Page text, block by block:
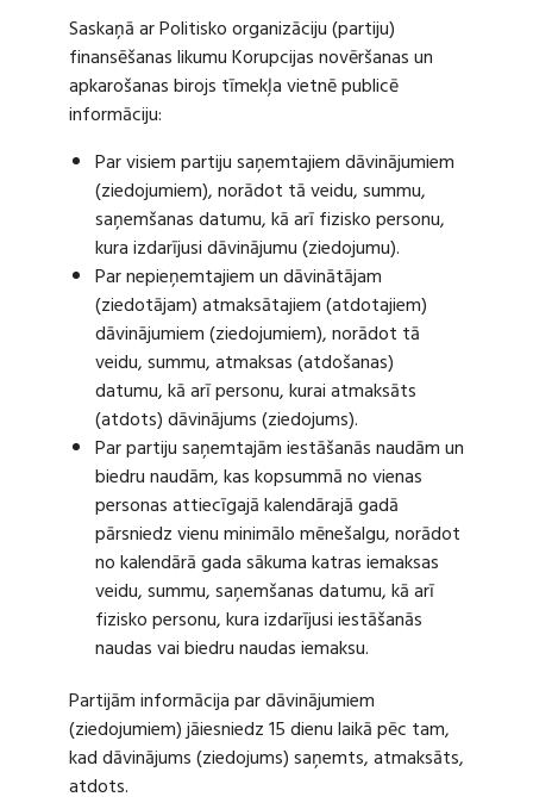
Saskaņā ar Politisko organizāciju (partiju)
finansēšanas likumu Korupcijas novēršanas un
apkarošanas birojs tīmekļa vietnē publicē
informāciju:
Par visiem partiju saņemtajiem dāvinājumiem
(ziedojumiem), norādot tā veidu, summu,
saņemšanas datumu, kā arī fizisko personu,
kura izdarījusi dāvinājumu (ziedojumu).
Par nepieņemtajiem un dāvinātājam
(ziedotājam) atmaksātajiem (atdotajiem)
dāvinājumiem (ziedojumiem), norādot tā
veidu, summu, atmaksas (atdošanas)
datumu, kā arī personu, kurai atmaksāts
(atdots) dāvinājums (ziedojums).
Par partiju saņemtajām iestāšanās naudām un
biedru naudām, kas kopsummā no vienas
personas attiecīgajā kalendārajā gadā
pārsniedz vienu minimālo mēnešalgu, norādot
no kalendārā gada sākuma katras iemaksas
veidu, summu, saņemšanas datumu, kā arī
fizisko personu, kura izdarījusi iestāšanās
naudas vai biedru naudas iemaksu.
Partijām informācija par dāvinājumiem
(ziedojumiem) jāiesniedz 15 dienu laikā pēc tam,
kad dāvinājums (ziedojums) saņemts, atmaksāts,
atdots.